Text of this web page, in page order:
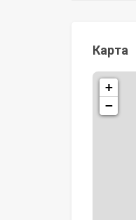
Карта
+
−